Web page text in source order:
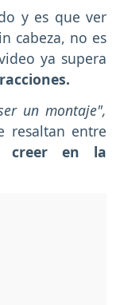
y es que ver
cabeza, no es
ya supera
un montaje",
resaltan entre
creer en la